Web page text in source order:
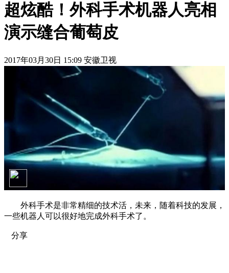
超炫酷！外科手术机器人亮相
演示缝合葡萄皮
2017年03月30日 15:09 安徽卫视
外科手术是非常精细的技术活，未来，随着科技的发展，
一些机器人可以很好地完成外科手术了。
分享